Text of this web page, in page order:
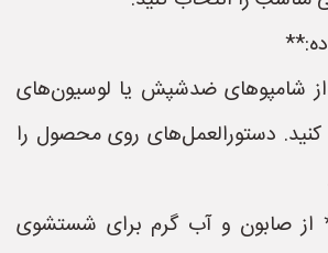
ضدشپش یا لوسیون‌های
دستورالعمل‌های روی محصول را
صابون و آب گرم برای شستشوی